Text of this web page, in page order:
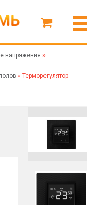
напряжения »
» Терморегулятор